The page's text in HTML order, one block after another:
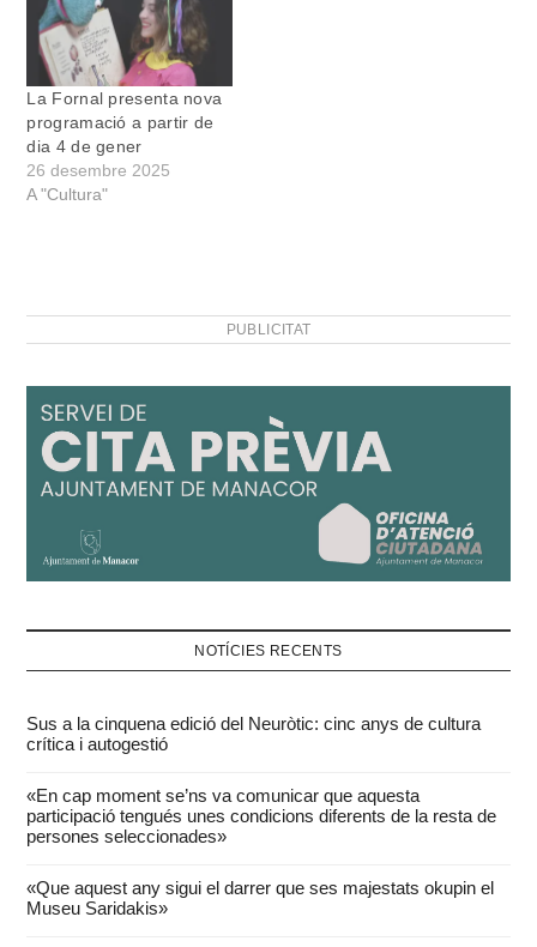
seus espectacles amb
continuïtat,…
La Fornal presenta nova
programació a partir de
dia 4 de gener
26 desembre 2025
A "Cultura"
PUBLICITAT
NOTÍCIES RECENTS
Sus a la cinquena edició del Neuròtic: cinc anys de cultura
crítica i autogestió
«En cap moment se’ns va comunicar que aquesta
participació tengués unes condicions diferents de la resta de
persones seleccionades»
«Que aquest any sigui el darrer que ses majestats okupin el
Museu Saridakis»